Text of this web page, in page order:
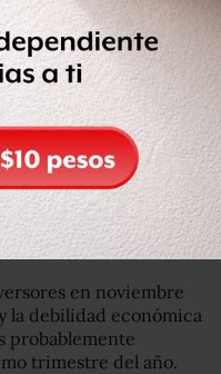
XS no están
en noviembre
la debilidad económica
probablemente
trimestre del año.